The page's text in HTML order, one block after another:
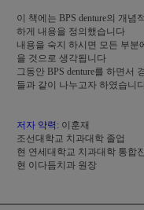
이 책에는 BPS denture의 개
하게 내용을 정의했습니다
내용을 숙지 하시면 모든 부분
을 것으로 생각됩니다
그동안 BPS denture를 하면서
들과 같이 나누고자 하였습니
저자 약력: 이훈재
조선대학교 치과대학 졸업
현 연세대학교 치과대학 통합
현 이다듬치과 원장